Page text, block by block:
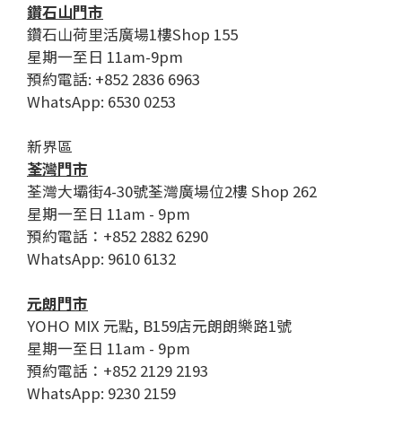
鑽石山門市
鑽石山荷里活廣場1樓Shop 155
星期一至日 11am-9pm
預約電話: +852 2836 6963
WhatsApp: 6530 0253
新界區
荃灣門市
荃灣大壩街4-30號荃灣廣場位2樓 Shop 262
星期一至日 11am - 9pm
預約電話：+852 2882 6290
WhatsApp: 9610 6132
元朗門市
YOHO MIX 元點, B159店元朗朗樂路1號
星期一至日 11am - 9pm
預約電話：+852 2129 2193
WhatsApp: 9230 2159